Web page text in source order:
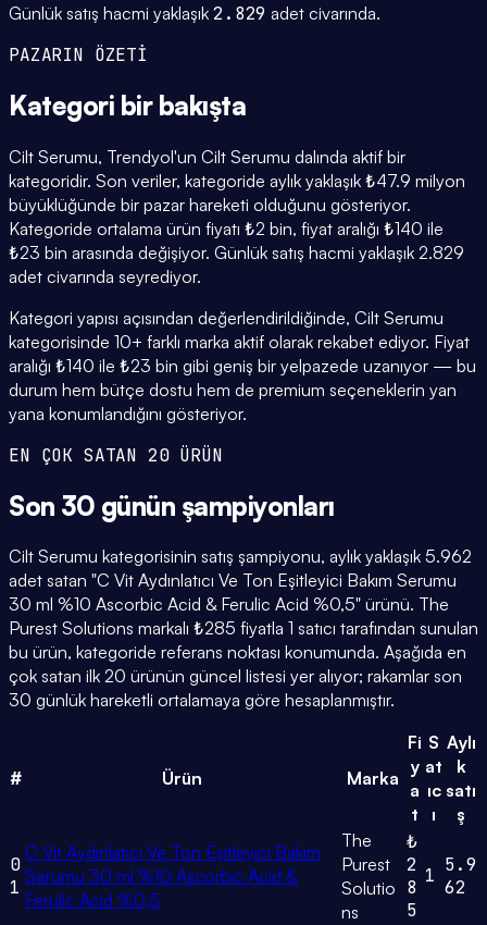
Günlük satış hacmi yaklaşık 2.829 adet civarında.
PAZARIN ÖZETİ
Kategori bir bakışta
Cilt Serumu, Trendyol'un Cilt Serumu dalında aktif bir
kategoridir. Son veriler, kategoride aylık yaklaşık ₺47.9 milyon
büyüklüğünde bir pazar hareketi olduğunu gösteriyor.
Kategoride ortalama ürün fiyatı ₺2 bin, fiyat aralığı ₺140 ile
₺23 bin arasında değişiyor. Günlük satış hacmi yaklaşık 2.829
adet civarında seyrediyor.
Kategori yapısı açısından değerlendirildiğinde, Cilt Serumu
kategorisinde 10+ farklı marka aktif olarak rekabet ediyor. Fiyat
aralığı ₺140 ile ₺23 bin gibi geniş bir yelpazede uzanıyor — bu
durum hem bütçe dostu hem de premium seçeneklerin yan
yana konumlandığını gösteriyor.
EN ÇOK SATAN 20 ÜRÜN
Son 30 günün şampiyonları
Cilt Serumu kategorisinin satış şampiyonu, aylık yaklaşık 5.962
adet satan "C Vit Aydınlatıcı Ve Ton Eşitleyici Bakım Serumu
30 ml %10 Ascorbic Acid & Ferulic Acid %0,5" ürünü. The
Purest Solutions markalı ₺285 fiyatla 1 satıcı tarafından sunulan
bu ürün, kategoride referans noktası konumunda. Aşağıda en
çok satan ilk 20 ürünün güncel listesi yer alıyor; rakamlar son
30 günlük hareketli ortalamaya göre hesaplanmıştır.
# Ürün Marka
Fi
y
a
t
S
at
ıc
ı
Aylı
k
satı
ş
0
1
C Vit Aydınlatıcı Ve Ton Eşitleyici Bakım
Serumu 30 ml %10 Ascorbic Acid &
Ferulic Acid %0,5
The
Purest
Solutio
ns
₺
2
8
5
1 5.9
62